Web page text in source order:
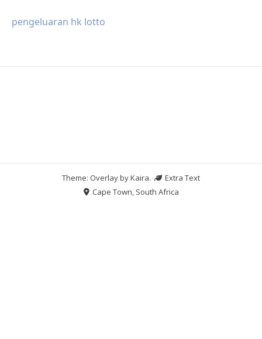
pengeluaran hk lotto
Theme: Overlay byKaira.
Extra Text
Cape Town, South Africa